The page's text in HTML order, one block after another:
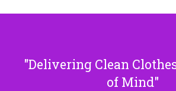
Delivering Clean
of Mind